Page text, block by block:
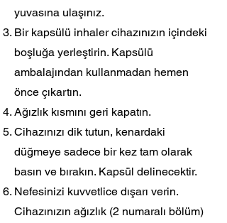
yuvasına ulaşınız.
Bir kapsülü inhaler cihazınızın içindeki
boşluğa yerleştirin. Kapsülü
ambalajından kullanmadan hemen
önce çıkartın.
Ağızlık kısmını geri kapatın.
Cihazınızı dik tutun, kenardaki
düğmeye sadece bir kez tam olarak
basın ve bırakın. Kapsül delinecektir.
Nefesinizi kuvvetlice dışarı verin.
Cihazınızın ağızlık (2 numaralı bölüm)